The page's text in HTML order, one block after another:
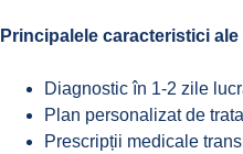
Principalele caracteristici
Diagnostic în 1-2 zile
Plan personalizat de
Prescripții medicale